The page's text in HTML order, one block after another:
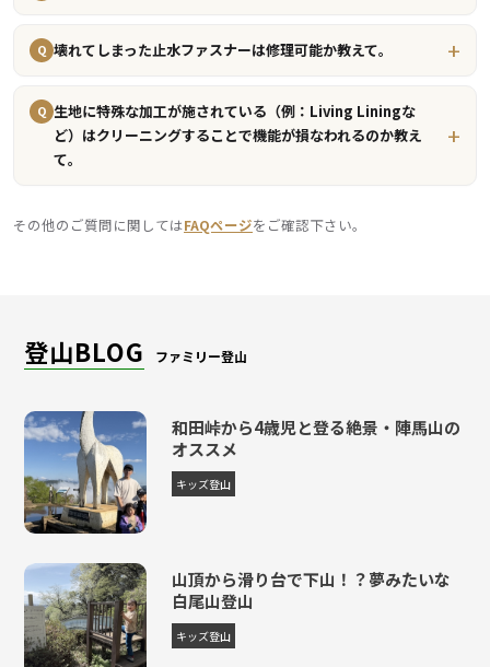
Q 壊れてしまった止水ファスナーは修理可能か教えて。
Q 生地に特殊な加工が施されている（例：Living Liningな
ど）はクリーニングすることで機能が損なわれるのか教え
て。
その他のご質問に関してはFAQページをご確認下さい。
登山BLOG ファミリー登山
和田峠から4歳児と登る絶景・陣馬山の
オススメ
キッズ登山
山頂から滑り台で下山！？夢みたいな
白尾山登山
キッズ登山